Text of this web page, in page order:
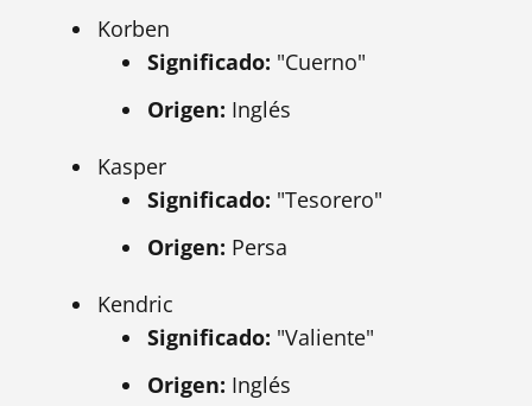
Korben
Significado: "Cuerno"
Origen: Inglés
Kasper
Significado: "Tesorero"
Origen: Persa
Kendric
Significado: "Valiente"
Origen: Inglés